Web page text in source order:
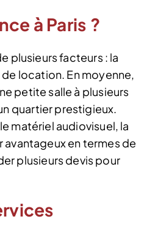
à Paris ?
plusieurs facteurs : la
location. En moyenne,
petite salle à plusieurs
quartier prestigieux.
matériel audiovisuel, la
avantageux en termes de
plusieurs devis pour